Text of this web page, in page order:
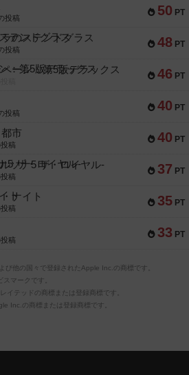
50 PT
投稿
48 PT
のステンドグラス
投稿
46 PT
ーン：第5版デラックス
40 PT
投稿
40 PT
市
稿
37 PT
ソナ5 ザ・ロイヤル-
稿
35 PT
ナイト
稿
33 PT
稿
他の国々で登録されたApple Inc.の商標です。
マークです。
イテッドの商標または登録商標です。
Inc.の商標または登録商標です。